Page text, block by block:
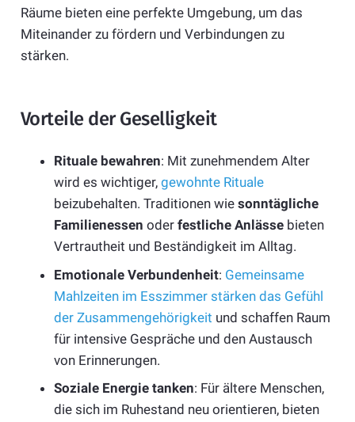
Räume bieten eine perfekte Umgebung, um das
Miteinander zu fördern und Verbindungen zu
stärken.
Vorteile der Geselligkeit
Rituale bewahren: Mit zunehmendem Alter
wird es wichtiger, gewohnte Rituale
beizubehalten. Traditionen wie sonntägliche
Familienessen oder festliche Anlässe bieten
Vertrautheit und Beständigkeit im Alltag.
Emotionale Verbundenheit: Gemeinsame
Mahlzeiten im Esszimmer stärken das Gefühl
der Zusammengehörigkeit und schaffen Raum
für intensive Gespräche und den Austausch
von Erinnerungen.
Soziale Energie tanken: Für ältere Menschen,
die sich im Ruhestand neu orientieren, bieten